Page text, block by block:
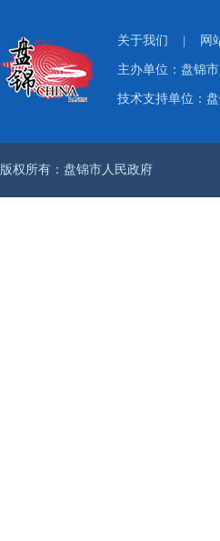
关于我们 网
主办单位：盘锦
技术支持单位：
版权所有：盘锦市人民政府